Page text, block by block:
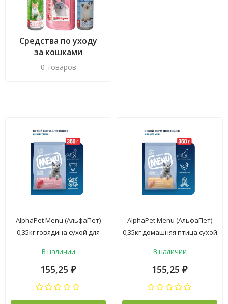
Средства по уходу
за кошками
(шампуни, спреи и
другая химия)
0 товаров
AlphaPet Menu (АльфаПет)
0,35кг говядина сухой для
В наличии
155,25 ₽
AlphaPet Menu (АльфаПет)
0,35кг домашняя птица сухой
(652789)
В наличии
155,25 ₽